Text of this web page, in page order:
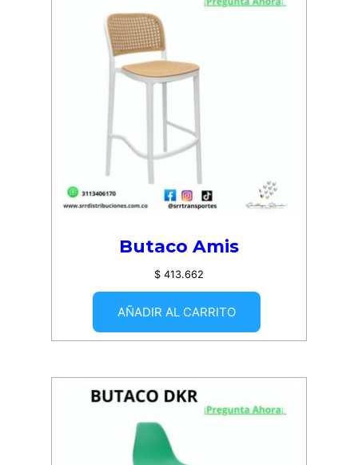
Butaco Amis
$ 413.662
AÑADIR AL CARRITO